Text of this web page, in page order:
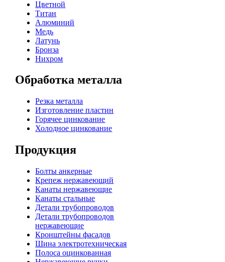
Цветной
Титан
Алюминий
Медь
Латунь
Бронза
Нихром
Обработка металла
Резка металла
Изготовление пластин
Горячее цинкование
Холодное цинкование
Продукция
Болты анкерные
Крепеж нержавеющий
Канаты нержавеющие
Канаты стальные
Детали трубопроводов
Детали трубопроводов
нержавеющие
Кронштейны фасадов
Шина электротехническая
Полоса оцинкованная